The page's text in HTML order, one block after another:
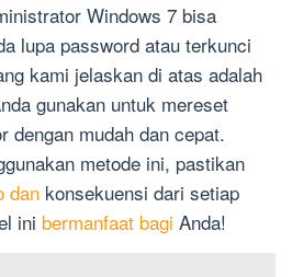
Windows 7 bisa
lupa password atau terkunci
kami jelaskan di atas adalah
gunakan untuk mereset
dengan mudah dan cepat.
metode ini, pastikan
dan konsekuensi dari setiap
ini bermanfaat bagi Anda!